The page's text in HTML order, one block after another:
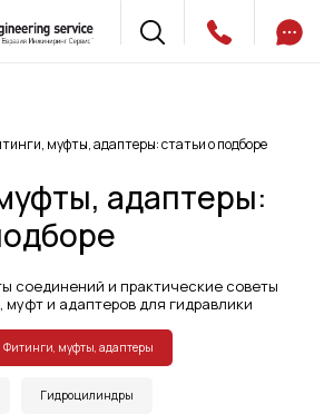
муфты, адаптеры: статьи о подборе
адаптеры:
соединений и практические советы
муфт и адаптеров для гидравлики
Фитинги, муфты, адаптеры
Гидроцилиндры